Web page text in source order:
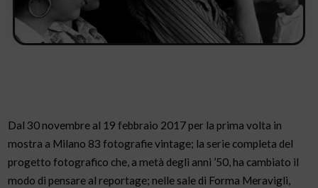
Dal 30 novembre al 19 febbraio 2017 per la prima volta in
mostra a Milano 83 fotografie vintage; la serie completa del
progetto fotografico che, a metà degli anni ’50, ha cambiato il
modo di pensare al reportage; nelle sale di Forma Meravigli,